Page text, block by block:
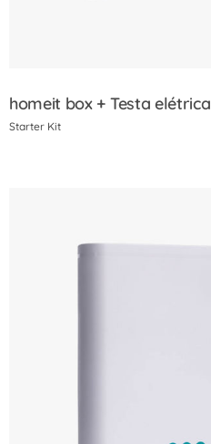
homeit box + Testa elétrica
Starter Kit